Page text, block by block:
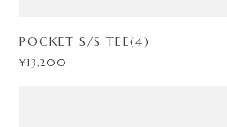
POCKET S/S TEE(4)
¥13,200